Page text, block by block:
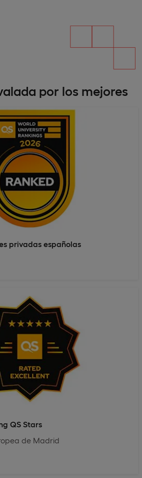
por los mejores
privadas españolas
QS Stars
de Madrid